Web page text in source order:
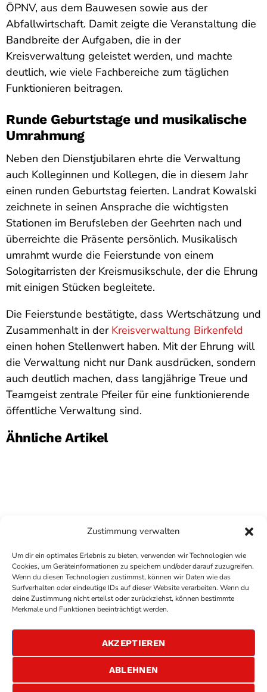
Zustimmung verwalten
Um dir ein optimales Erlebnis zu bieten, verwenden wir Technologien wie
Cookies, um Geräteinformationen zu speichern und/oder darauf zuzugreifen.
Wenn du diesen Technologien zustimmst, können wir Daten wie das
Surfverhalten oder eindeutige IDs auf dieser Website verarbeiten. Wenn du
deine Zustimmung nicht erteilst oder zurückziehst, können bestimmte
Merkmale und Funktionen beeinträchtigt werden.
AKZEPTIEREN
ABLEHNEN
ÖPNV, aus dem Bauwesen sowie aus der
Abfallwirtschaft. Damit zeigte die Veranstaltung die
Bandbreite der Aufgaben, die in der
Kreisverwaltung geleistet werden, und machte
deutlich, wie viele Fachbereiche zum täglichen
Funktionieren beitragen.
Runde Geburtstage und musikalische
Umrahmung
Neben den Dienstjubilaren ehrte die Verwaltung
auch Kolleginnen und Kollegen, die in diesem Jahr
einen runden Geburtstag feierten. Landrat Kowalski
zeichnete in seinen Ansprache die wichtigsten
Stationen im Berufsleben der Geehrten nach und
überreichte die Präsente persönlich. Musikalisch
umrahmt wurde die Feierstunde von einem
Sologitarristen der Kreismusikschule, der die Ehrung
mit einigen Stücken begleitete.
Die Feierstunde bestätigte, dass Wertschätzung und
Zusammenhalt in der Kreisverwaltung Birkenfeld
einen hohen Stellenwert haben. Mit der Ehrung will
die Verwaltung nicht nur Dank ausdrücken, sondern
auch deutlich machen, dass langjährige Treue und
Teamgeist zentrale Pfeiler für eine funktionierende
öffentliche Verwaltung sind.
Ähnliche Artikel
COPYRIGHTANTENNE BAD KREUZNACH
DATENSCHUTZERKLÄRUNG
ALLGEMEINE GESCHÄFTSBEDINGUNGEN